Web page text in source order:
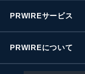
PRWIREサービス
PRWIREについて